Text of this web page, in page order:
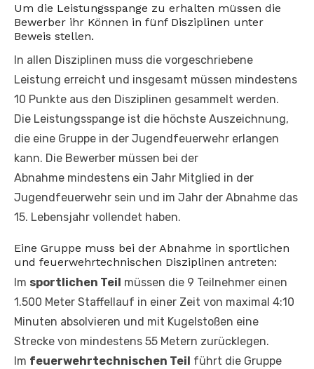
Um die Leistungsspange zu erhalten müssen die
Bewerber ihr Können in fünf Disziplinen unter
Beweis stellen.
In allen Disziplinen muss die vorgeschriebene
Leistung erreicht und insgesamt müssen mindestens
10 Punkte aus den Disziplinen gesammelt werden.
Die Leistungsspange ist die höchste Auszeichnung,
die eine Gruppe in der Jugendfeuerwehr erlangen
kann. Die Bewerber müssen bei der
Abnahme mindestens ein Jahr Mitglied in der
Jugendfeuerwehr sein und im Jahr der Abnahme das
15. Lebensjahr vollendet haben.
Eine Gruppe muss bei der Abnahme in sportlichen
und feuerwehrtechnischen Disziplinen antreten:
Im sportlichen Teil müssen die 9 Teilnehmer einen
1.500 Meter Staffellauf in einer Zeit von maximal 4:10
Minuten absolvieren und mit Kugelstoßen eine
Strecke von mindestens 55 Metern zurücklegen.
Im feuerwehrtechnischen Teil führt die Gruppe